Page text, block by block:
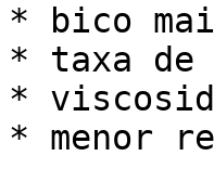
* bico
* taxa de
*
* menor